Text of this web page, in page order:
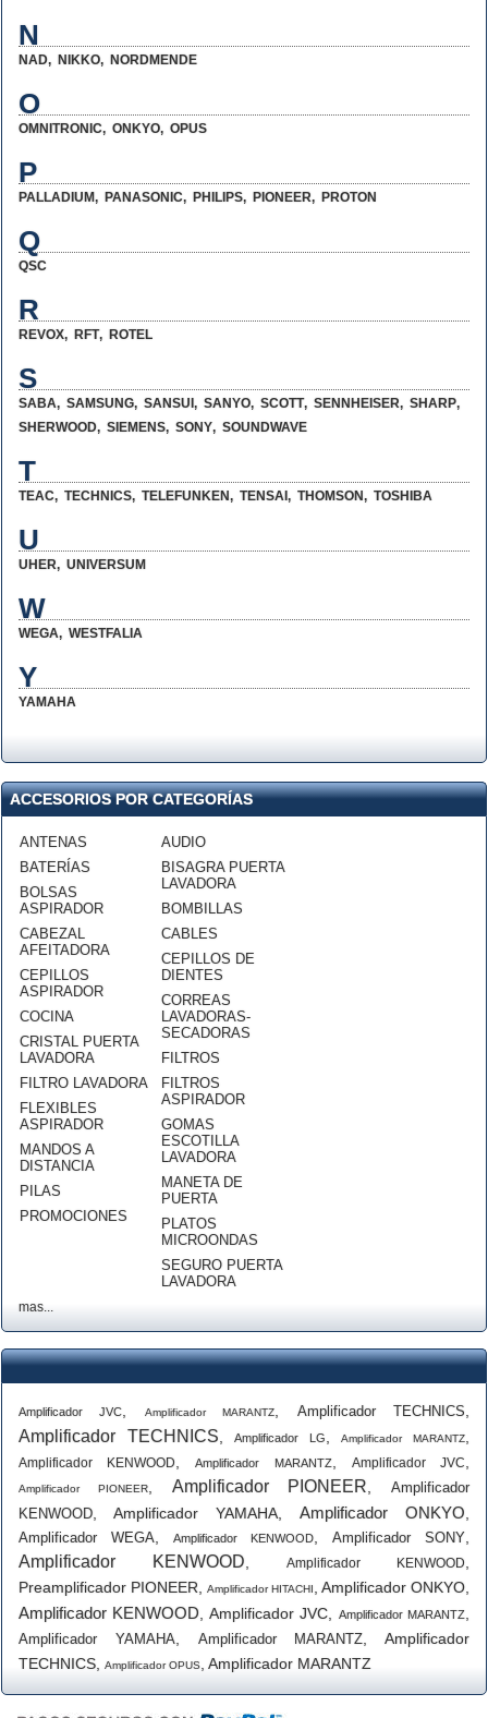
N
NAD, NIKKO, NORDMENDE
O
OMNITRONIC, ONKYO, OPUS
P
PALLADIUM, PANASONIC, PHILIPS, PIONEER, PROTON
Q
QSC
R
REVOX, RFT, ROTEL
S
SABA, SAMSUNG, SANSUI , SANYO, SCOTT, SENNHEISER, SHARP,
SHERWOOD, SIEMENS, SONY, SOUNDWAVE
T
TEAC, TECHNICS, TELEFUNKEN, TENSAI , THOMSON, TOSHIBA
U
UHER, UNIVERSUM
W
WEGA, WESTFALIA
Y
YAMAHA
ACCESORIOS POR CATEGORÍAS
ANTENAS
BATERÍAS
BOLSAS
ASPIRADOR
CABEZAL
AFEITADORA
CEPILLOS
ASPIRADOR
COCINA
CRISTAL PUERTA
LAVADORA
FILTRO LAVADORA
FLEXIBLES
ASPIRADOR
MANDOS A
DISTANCIA
PILAS
PROMOCIONES
AUDIO
BISAGRA PUERTA
LAVADORA
BOMBILLAS
CABLES
CEPILLOS DE
DIENTES
CORREAS
LAVADORAS-
SECADORAS
FILTROS
FILTROS
ASPIRADOR
GOMAS
ESCOTILLA
LAVADORA
MANETA DE
PUERTA
PLATOS
MICROONDAS
SEGURO PUERTA
LAVADORA
mas...
Amplificador JVC Amplificador MARANTZ Amplificador TECHNICS
Amplificador TECHNICS ,Amplificador LG ,Amplificador MARANTZ
Amplificador KENWOOD ,Amplificador MARANTZ, Amplificador JVC
Amplificador PIONEER, Amplificador PIONEER
Amplificador
KENWOOD
Amplificador YAMAHA Amplificador ONKYO
Amplificador WEGA Amplificador KENWOOD Amplificador SONY
Amplificador KENWOOD Amplificador KENWOOD
Preamplificador PIONEER
Amplificador HITACHI Amplificador ONKYO
Amplificador KENWOOD Amplificador JVC Amplificador MARANTZ
Amplificador YAMAHA, Amplificador MARANTZ
Amplificador
TECHNICS
Amplificador OPUS Amplificador MARANTZ